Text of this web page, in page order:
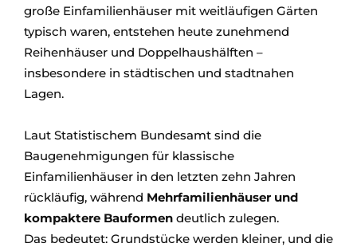
große Einfamilienhäuser mit weitläufigen Gärten
typisch waren, entstehen heute zunehmend
Reihenhäuser und Doppelhaushälften –
insbesondere in städtischen und stadtnahen
Lagen.
Laut Statistischem Bundesamt sind die
Baugenehmigungen für klassische
Einfamilienhäuser in den letzten zehn Jahren
rückläufig, während Mehrfamilienhäuser und
kompaktere Bauformen deutlich zulegen.
Das bedeutet: Grundstücke werden kleiner, und die